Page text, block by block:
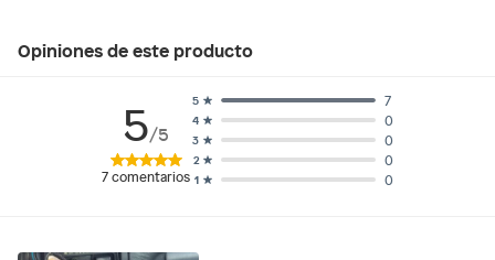
Opiniones de este producto
5/5
7comentarios 1 0
2 0
3 0
4 0
5 7